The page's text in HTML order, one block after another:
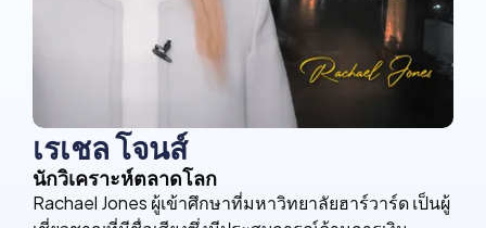
เรเชล โจนส์
นักวิเคราะห์ตลาดโลก
Rachael Jones ผู้เข้าศึกษาที่มหาวิทยาลัยฮาร์วาร์ด เป็นผู้